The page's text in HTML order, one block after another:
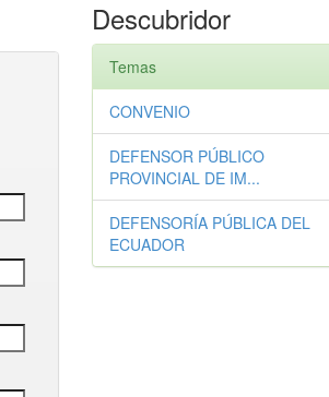
Descubridor
Temas
CONVENIO
DEFENSOR PÚBLICO
PROVINCIAL DE IM...
DEFENSORÍA PÚBLICA DEL
ECUADOR